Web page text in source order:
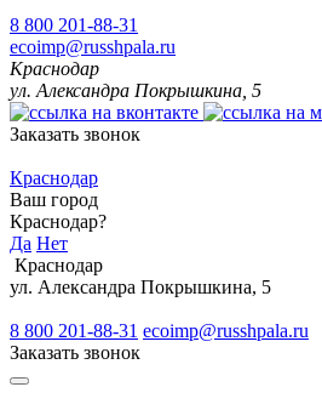
8 800 201-88-31
ecoimp@russhpala.ru
Краснодар
ул. Александра Покрышкина, 5
Заказать звонок
Краснодар
Ваш город
Краснодар?
Да Нет
Краснодар
ул. Александра Покрышкина, 5
8 800 201-88-31 ecoimp@russhpala.ru
Заказать звонок